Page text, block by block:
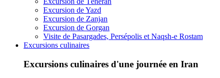
Excursion de Yazd
Excursion de Zanjan
Excursion de Gorgan
Visite de Pasargades, Persépolis et Naqsh-e Rostam
Excursions culinaires
Excursions culinaires d'une journée en Iran